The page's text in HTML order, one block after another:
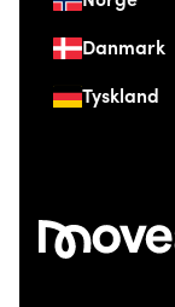
Danmark
Tyskland